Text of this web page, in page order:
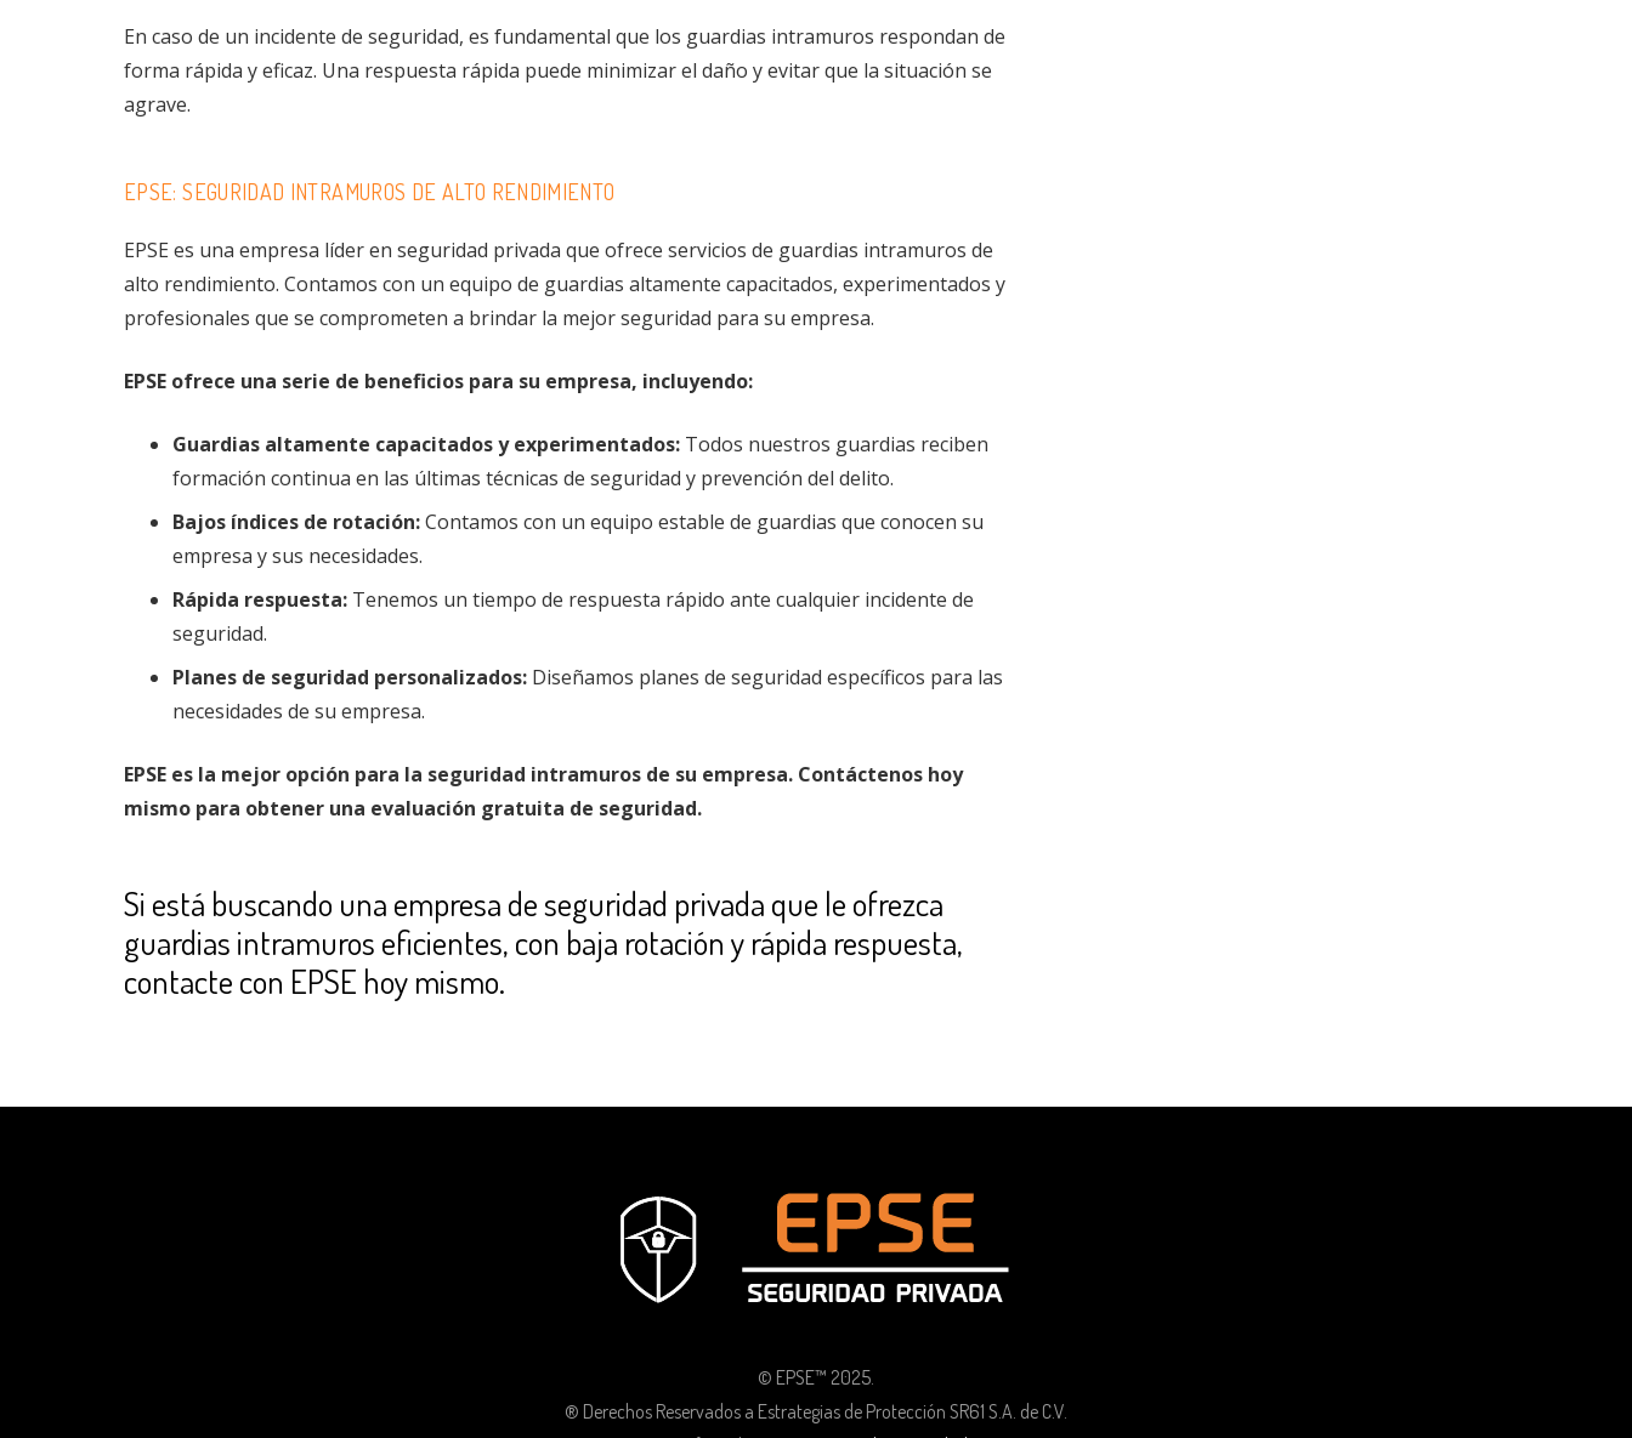
En caso de un incidente de seguridad, es fundamental que los guardias intramuros respondan de
forma rápida y eficaz. Una respuesta rápida puede minimizar el daño y evitar que la situación se
agrave.
EPSE: SEGURIDAD INTRAMUROS DE ALTO RENDIMIENTO
EPSE es una empresa líder en seguridad privada que ofrece servicios de guardias intramuros de
alto rendimiento. Contamos con un equipo de guardias altamente capacitados, experimentados y
profesionales que se comprometen a brindar la mejor seguridad para su empresa.
EPSE ofrece una serie de beneficios para su empresa, incluyendo:
Guardias altamente capacitados y experimentados: Todos nuestros guardias reciben
formación continua en las últimas técnicas de seguridad y prevención del delito.
Bajos índices de rotación:Contamos con un equipo estable de guardias que conocen su
empresa y sus necesidades.
Rápida respuesta: Tenemos un tiempo de respuesta rápido ante cualquier incidente de
seguridad.
Planes de seguridad personalizados: Diseñamos planes de seguridad específicos para las
necesidades de su empresa.
EPSE es la mejor opción para la seguridad intramuros de su empresa. Contáctenos hoy
mismo para obtener una evaluación gratuita de seguridad.
Si está buscando una empresa de seguridad privada que le ofrezca
guardias intramuros eficientes, con baja rotación y rápida respuesta,
contacte con EPSE hoy mismo.
© EPSE™ 2025.
® Derechos Reservados a Estrategias de Protección SR61 S.A. de C.V.